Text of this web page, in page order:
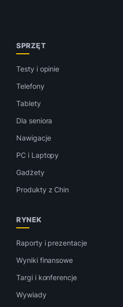
SPRZĘT
Testy i opinie
Telefony
Tablety
Dla seniora
Nawigacje
PC i Laptopy
Gadżety
Produkty z Chin
RYNEK
Raporty i prezentacje
Wyniki finansowe
Targi i konferencje
Wywiady